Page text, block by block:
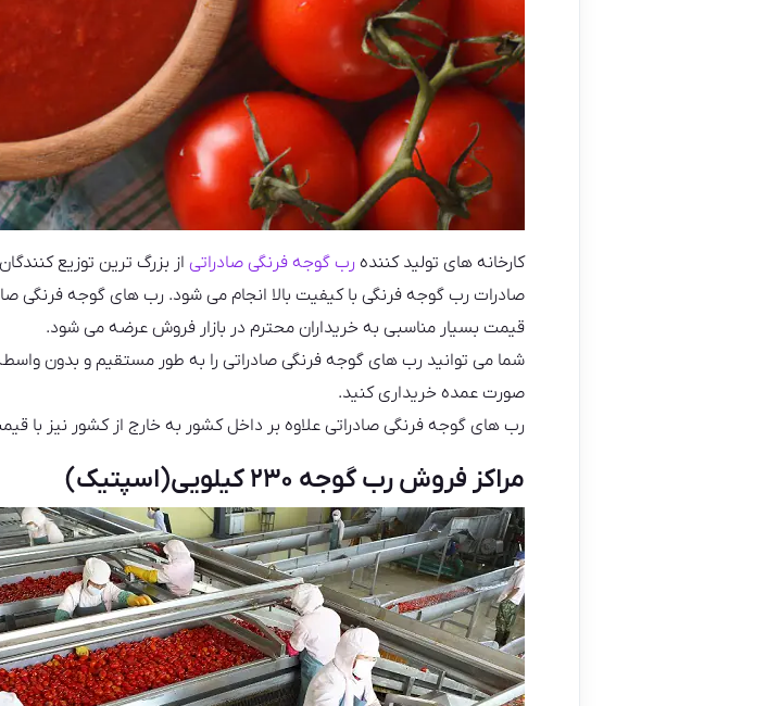
کارخانه های تولید کننده رب گوجه فرنگی صادراتی از بزرگ ترین توزیع
صادرات رب گوجه فرنگی با کیفیت بالا انجام می شود. رب های گوجه فرنگی
قیمت بسیار مناسبی به خریداران محترم در بازار فروش عرضه می شود.
شما می توانید رب های گوجه فرنگی صادراتی را به طور مستقیم و بدون واسطه
صورت عمده خریداری کنید.
رب های گوجه فرنگی صادراتی علاوه بر داخل کشور به خارج از کشور نیز با
مراکز فروش رب گوجه ۲۳۰ کیلویی(اسپتیک)